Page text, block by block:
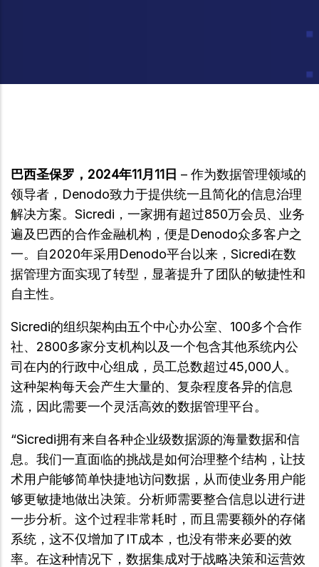
巴西圣保罗，2024年11月11日 – 作为数据管理领域的
领导者，Denodo致力于提供统一且简化的信息治理
解决方案。Sicredi，一家拥有超过850万会员、业务
遍及巴西的合作金融机构，便是Denodo众多客户之
一。自2020年采用Denodo平台以来，Sicredi在数
据管理方面实现了转型，显著提升了团队的敏捷性和
自主性。
Sicredi的组织架构由五个中心办公室、100多个合作
社、2800多家分支机构以及一个包含其他系统内公
司在内的行政中心组成，员工总数超过45,000人。
这种架构每天会产生大量的、复杂程度各异的信息
流，因此需要一个灵活高效的数据管理平台。
“Sicredi拥有来自各种企业级数据源的海量数据和信
息。我们一直面临的挑战是如何治理整个结构，让技
术用户能够简单快捷地访问数据，从而使业务用户能
够更敏捷地做出决策。分析师需要整合信息以进行进
一步分析。这个过程非常耗时，而且需要额外的存储
系统，这不仅增加了IT成本，也没有带来必要的效
率。在这种情况下，数据集成对于战略决策和运营效